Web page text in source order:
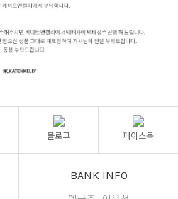
블로그 페이스북
BANK INFO